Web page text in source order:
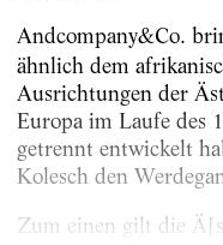
Andcompany&Co.
ähnlich dem
Ausrichtungen der
Europa im Laufe des
getrennt entwickelt
Kolesch den
Zum einen gilt die